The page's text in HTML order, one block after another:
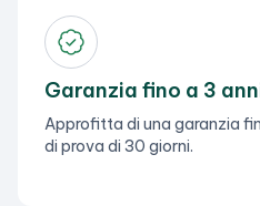
Garanzia fino a 3
Approfitta di una garanzia
di prova di 30 giorni.